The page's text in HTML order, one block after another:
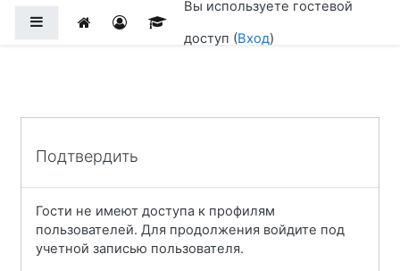
Перейти к основному содержанию
Боковая панель
Вы используете гостевой
доступ (Вход)
Подтвердить
Гости не имеют доступа к профилям
пользователей. Для продолжения войдите под
учетной записью пользователя.